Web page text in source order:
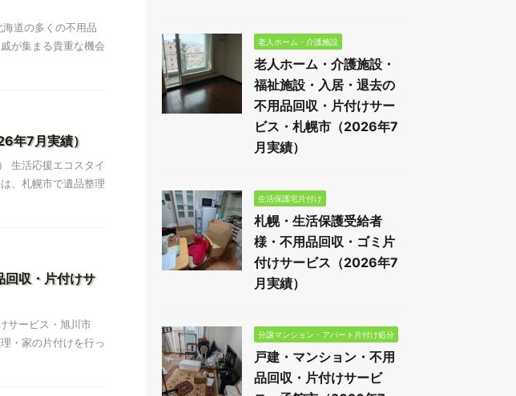
道の多くの不用品
が集まる貴重な機会
年7月実績）
生活応援エコスタイ
、札幌市で遺品整理
回収・片付けサ
サービス・旭川市
・家の片付けを行っ
老人ホーム・介護施設
老人ホーム・介護施設・
福祉施設・入居・退去の
不用品回収・片付けサー
ビス・札幌市（2026年7
月実績）
生活保護宅片付け
札幌・生活保護受給者
様・不用品回収・ゴミ片
付けサービス（2026年7
月実績）
分譲マンション・アパート片付け処分
戸建・マンション・不用
品回収・片付けサービ